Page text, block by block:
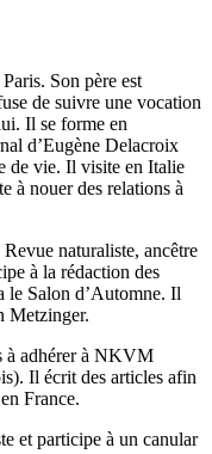
Son père est
de suivre une vocation
Il se forme en
d’Eugène Delacroix
de vie. Il visite en Italie
à nouer des relations à
naturaliste, ancêtre
à la rédaction des
le Salon d’Automne. Il
Metzinger.
à adhérer à NKVM
Il écrit des articles afin
France.
et participe à un canular